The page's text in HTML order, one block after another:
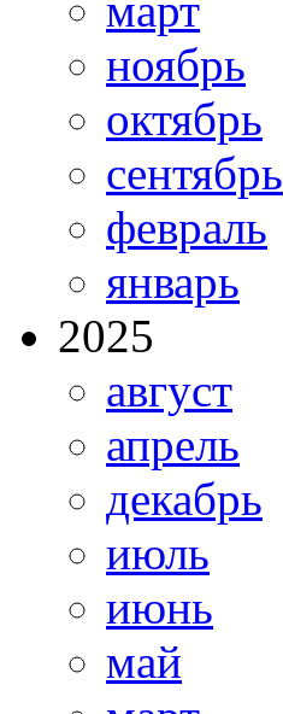
март
ноябрь
октябрь
сентябрь
февраль
январь
2025
август
апрель
декабрь
июль
июнь
май